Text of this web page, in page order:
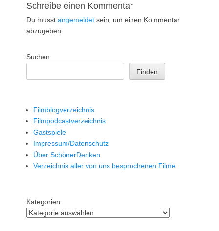
Schreibe einen Kommentar
Du musst angemeldet sein, um einen Kommentar
abzugeben.
Suchen
Finden
Filmblogverzeichnis
Filmpodcastverzeichnis
Gastspiele
Impressum/Datenschutz
Über SchönerDenken
Verzeichnis aller von uns besprochenen Filme
Kategorien